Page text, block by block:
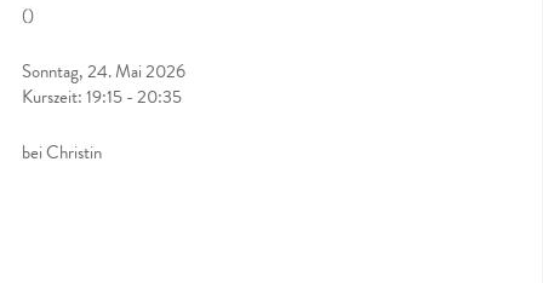
()
Sonntag, 24. Mai 2026
Kurszeit: 19:15 - 20:35
bei Christin